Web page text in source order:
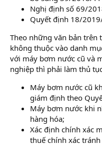
Nghị định số 69/
Quyết định 18/
Theo những văn bản trên
không thuộc vào danh
với máy bơm nước cũ và
nghiệp thì phải làm thủ
Máy bơm nước cũ
giám định theo
Máy bơm nước khi
hàng hóa;
Xác định chính xác
thuế chính xác